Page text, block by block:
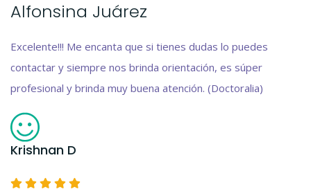
Alfonsina Juárez
Excelente!!! Me encanta que si tienes dudas lo puedes
contactar y siempre nos brinda orientación, es súper
profesional y brinda muy buena atención. (Doctoralia)
Krishnan D